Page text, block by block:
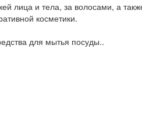
лица и тела, за волосами, а
косметики.
для мытья посуды..